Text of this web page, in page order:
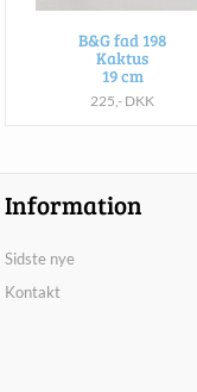
B&G fad 198
Kaktus
19 cm
225,- DKK
Information
Sidste nye
Kontakt